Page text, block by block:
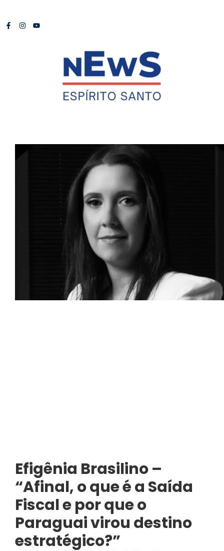
Efigênia Brasilino –
“Afinal, o que é a Saída
Fiscal e por que o
Paraguai virou destino
estratégico?”